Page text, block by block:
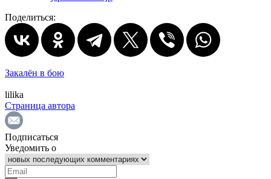
Поделиться:
Закалён в бою
lilika
Страница автора
Подписаться
Уведомить о